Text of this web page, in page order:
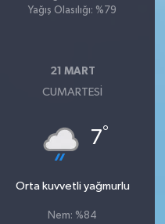
Yağış Olasılığı: %79
21 MART
CUMARTESI
7°
Orta kuvvetli yağmurlu
Nem: %84